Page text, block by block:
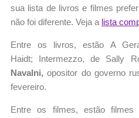
sua lista de livros e filmes
não foi diferente. Veja a lista
Entre os livros, estão A
Haidt; Intermezzo, de Sally
Navalni, opositor do governo
fevereiro.
Entre os filmes, estão filmes